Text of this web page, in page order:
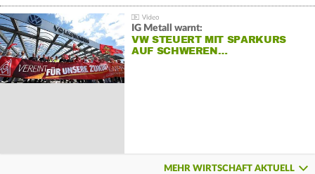
IG Metall warnt:
VW STEUERT MIT SPARKURS
AUF SCHWEREN…
MEHR WIRTSCHAFT AKTUELL